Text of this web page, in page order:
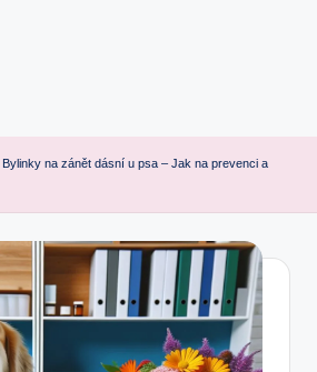
Bylinky na zánět dásní u psa – Jak na prevenci a